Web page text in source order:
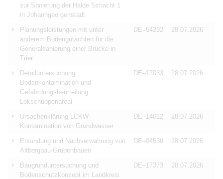
zur Sanierung der Halde Schacht 1
in Johanngeorgenstadt
Planungsleistungen mit unter
anderem Bodengutachten für die
Generalsanierung einer Brücke in
Trier
DE–54292 28.07.2026
Detailuntersuchung
Bodenkontamination und
Gefährdungsbeurteilung
Lokschuppenareal
DE–17033 28.07.2026
Ursachenklärung LCKW-
Kontamination von Grundwasser
DE–14612 28.07.2026
Erkundung und Nachverwahrung von
Altbergbau-Grubenbauen
DE–04539 28.07.2026
Baugrunduntersuchung und
Bodenschutzkonzept im Landkreis
DE–17373 28.07.2026